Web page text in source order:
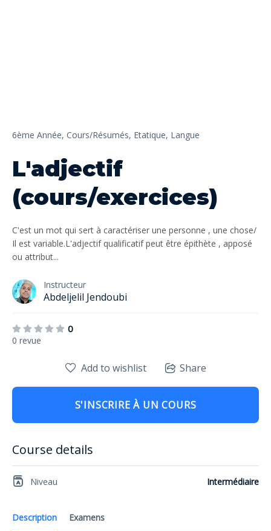
6ème Année, Cours/Résumés, Etatique, Langue
L'adjectif
(cours/exercices)
C'est un mot qui sert à caractériser une personne , une chose/
Il est variable.L'adjectif qualificatif peut être épithète , apposé
ou attribut...
Instructeur
Abdeljelil Jendoubi
0
0 revue
Description Examens
Add to wishlist Share
S'INSCRIRE À UN COURS
Course details
Niveau Intermédiaire